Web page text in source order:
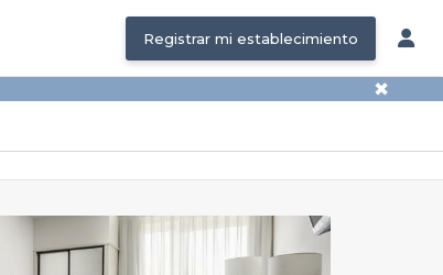
Registrar mi establecimiento
✖